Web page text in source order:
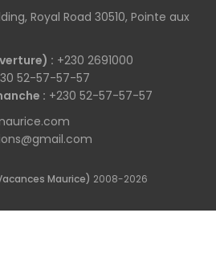
Royal Road 30510, Pointe aux
: +230 2691000
52-57-57-57
: +230 52-57-57-57
Maurice) 2008-2026